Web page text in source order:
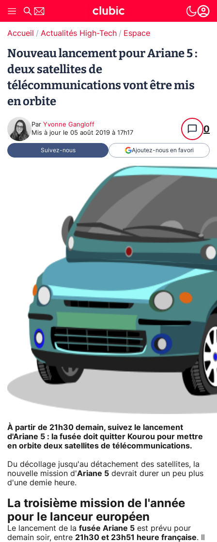
Accueil Actualités High-Tech Espace
Nouveau lancement pour Ariane 5 :
deux satellites de
télécommunications vont être mis
en orbite
Par Yvonne Gangloff
Mis à jour le 05 août 2019 à 17h17 0
Suivez-nous Ajoutez-nous en favori
À partir de 21h30 demain, suivez le lancement
d'Ariane 5 : la fusée doit quitter Kourou pour mettre
en orbite deux satellites de télécommunications.
Du décollage jusqu'au détachement des satellites, la
nouvelle mission d'Ariane 5 devrait durer un peu plus
d'une demie heure.
La troisième mission de l'année
pour le lanceur européen
Le lancement de la fusée Ariane 5 est prévu pour
demain soir, entre 21h30 et 23h51 heure française. Il